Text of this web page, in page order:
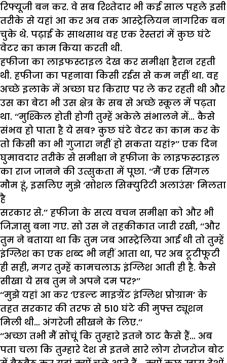
रिफ्यूजी बन कर. वे सब रिश्तेदार भी कई साल पहले इसी
तरीके से यहां आ कर अब तक आस्ट्रेलियन नागरिक बन
चुके थे. पढ़ाई के साथसाथ वह एक रेस्तरां में कुछ घंटे
वेटर का काम किया करती थी.
हफीजा का लाइफस्टाइल देख कर समीक्षा हैरान रहती
थी. हफीजा का पहनावा किसी रईस से कम नहीं था. वह
अच्छे इलाके में अच्छा घर किराए पर ले कर रहती थी और
उस का बेटा भी उस क्षेत्र के सब से अच्छे स्कूल में पढ़ता
था. ‘‘मुश्किल होती होगी तुम्हें अकेले संभालने में… कैसे
संभव हो पाता है ये सब? कुछ घंटे वेटर का काम कर के
तो किसी का भी गुजारा नहीं हो सकता यहां?’’ एक दिन
घुमावदार तरीके से समीक्षा ने हफीजा के लाइफस्टाइल
का राज जानने की उत्सुकता में पूछा. ‘‘मैं एक सिंगल
मौम हूं, इसलिए मुझे ‘सोशल सिक्युरिटी अलाउंस’ मिलता
है
सरकार से.’’ हफीजा के सत्य वचन समीक्षा को और भी
जिज्ञासु बना गए. सो उस ने तहकीकात जारी रखी, ‘‘और
तुम ने बताया था कि तुम जब आस्ट्रेलिया आई थी तो तुम्हें
इंग्लिश का एक शब्द भी नहीं आता था, पर अब टूटीफूटी
ही सही, मगर तुम्हें कामचलाऊ इंग्लिश आती ही है. कैसे
सीखा ये सब तुम ने अपने दम पर?’’
‘‘मुझे यहां आ कर ‘एडल्ट माइग्रेंट इंग्लिश प्रोग्राम’ के
तहत सरकार की तरफ से 510 घंटे की मुफ्त ट्यूशन
मिली थी… अंगरेजी सीखने के लिए.’’
‘‘अच्छा तभी मैं सोचूं कि तुम्हारे इतने ठाट कैसे हैं… अब
पता चला कि तुम्हारे देश से इतने सारे लोग रोजरोज बोट